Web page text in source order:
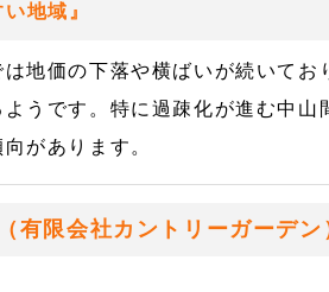
地域』
地価の下落や横ばいが続いてお
うです。特に過疎化が進む中山
があります。
有限会社カントリーガーデン